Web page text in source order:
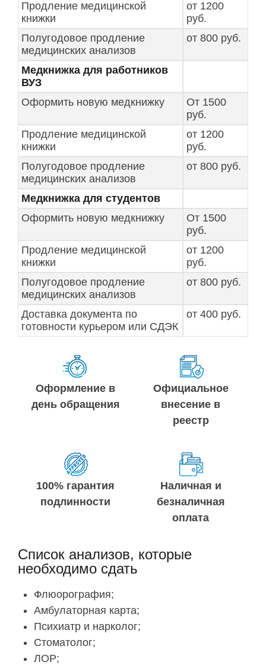
Продление медицинской
книжки
от 1200
руб.
Полугодовое продление
медицинских анализов
от 800 руб.
Медкнижка для работников
ВУЗ
Оформить новую медкнижку
От 1500
руб.
Продление медицинской
книжки
от 1200
руб.
Полугодовое продление
медицинских анализов
от 800 руб.
Медкнижка для студентов
Оформить новую медкнижку
От 1500
руб.
Продление медицинской
книжки
от 1200
руб.
Полугодовое продление
медицинских анализов
от 800 руб.
Доставка документа по
готовности курьером или СДЭК
от 400 руб.
Оформление в
день обращения
Официальное
внесение в
реестр
100% гарантия
подлинности
Наличная и
безналичная
оплата
Список анализов, которые
необходимо сдать
Флюорография;
Амбулаторная карта;
Психиатр и нарколог;
Стоматолог;
ЛОР;